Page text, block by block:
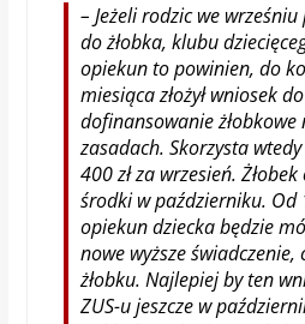
– Jeżeli rodzic we wrześniu
do żłobka, klubu
opiekun to powinien, do
miesiąca złożył wniosek
dofinansowanie żłobkowe
zasadach. Skorzysta
400 zł za wrzesień.
środki w październiku. Od
opiekun dziecka będzie
nowe wyższe świadczenie,
żłobku. Najlepiej by ten
ZUS-u jeszcze w